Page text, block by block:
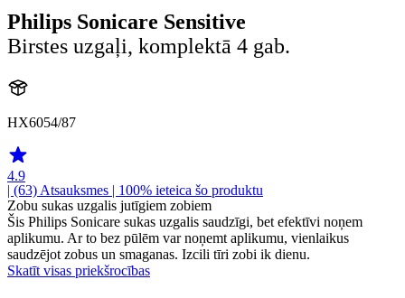
Philips Sonicare Sensitive
Birstes uzgaļi, komplektā 4 gab.
HX6054/87
4.9
| (63) Atsauksmes | 100% ieteica šo produktu
Zobu sukas uzgalis jutīgiem zobiem
Šis Philips Sonicare sukas uzgalis saudzīgi, bet efektīvi noņem
aplikumu. Ar to bez pūlēm var noņemt aplikumu, vienlaikus
saudzējot zobus un smaganas. Izcili tīri zobi ik dienu.
Skatīt visas priekšrocības